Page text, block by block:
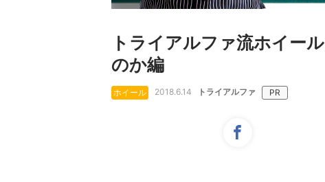
トライアルファ流ホイー
のか編
ホイール 2018.6.14 トライアルファ PR